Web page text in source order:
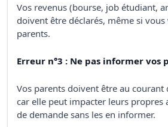
Vos revenus (bourse, job étudiant,
doivent être déclarés, même si vous
parents.
Erreur n°3 : Ne pas informer vos
Vos parents doivent être au courant
car elle peut impacter leurs propres
de demande sans les en informer.